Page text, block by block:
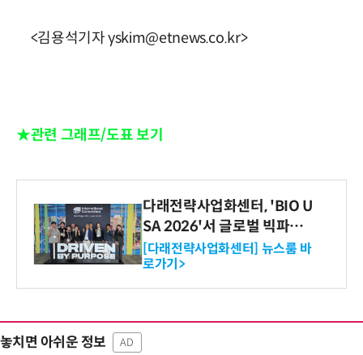
<김용석기자 yskim@etnews.co.kr>
★관련 그래프/도표 보기
다래전략사업화센터, 'BIO U
SA 2026'서 글로벌 빅파마
와의 비즈니스 미팅 지원…K
-바이오 해외 진출 교두보 확
보
[다래전략사업화센터] 뉴스룸 바
로가기>
놓치면 아쉬운 정보 AD